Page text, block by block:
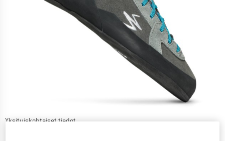
Yksityiskohtaiset tiedot